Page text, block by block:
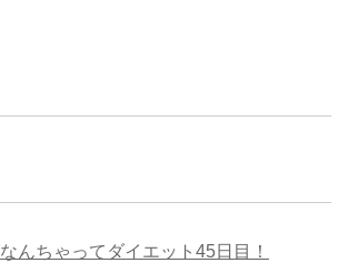
なんちゃってダイエット45日目！